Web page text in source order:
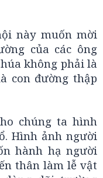
này muốn mời
của các ông
không phải là
con đường thập
chúng ta hình
Hình ảnh người
hành hạ người
thân làm lễ vật